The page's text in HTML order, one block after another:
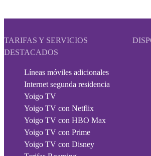
TARIFAS Y SERVICIOS
DESTACADOS
Líneas móviles adicionales
Internet segunda residencia
Yoigo TV
Yoigo TV con Netflix
Yoigo TV con HBO Max
Yoigo TV con Prime
Yoigo TV con Disney